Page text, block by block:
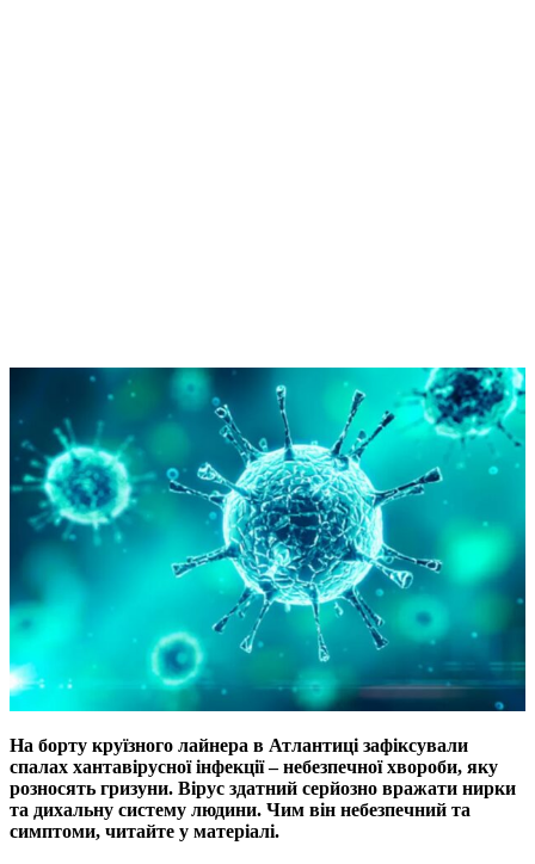
На борту круїзного лайнера в Атлантиці зафіксували
спалах хантавірусної інфекції – небезпечної хвороби, яку
розносять гризуни. Вірус здатний серйозно вражати нирки
та дихальну систему людини. Чим він небезпечний та
симптоми, читайте у матеріалі.